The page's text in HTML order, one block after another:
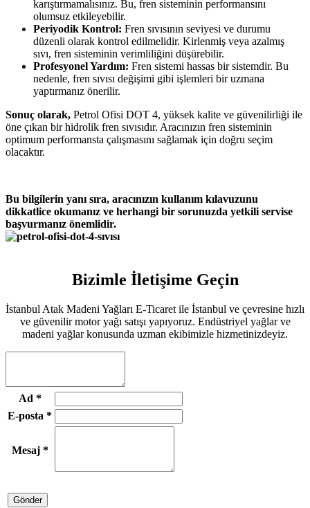
karıştırmamalısınız. Bu, fren sisteminin performansını
olumsuz etkileyebilir.
Periyodik Kontrol: Fren sıvısının seviyesi ve durumu
düzenli olarak kontrol edilmelidir. Kirlenmiş veya azalmış
sıvı, fren sisteminin verimliliğini düşürebilir.
Profesyonel Yardım: Fren sistemi hassas bir sistemdir. Bu
nedenle, fren sıvısı değişimi gibi işlemleri bir uzmana
yaptırmanız önerilir.
Sonuç olarak, Petrol Ofisi DOT 4, yüksek kalite ve güvenilirliği ile
öne çıkan bir hidrolik fren sıvısıdır. Aracınızın fren sisteminin
optimum performansta çalışmasını sağlamak için doğru seçim
olacaktır.
Bu bilgilerin yanı sıra, aracınızın kullanım kılavuzunu
dikkatlice okumanız ve herhangi bir sorunuzda yetkili servise
başvurmanız önemlidir.
Bizimle İletişime Geçin
İstanbul Atak Madeni Yağları E-Ticaret ile İstanbul ve çevresine hızlı
ve güvenilir motor yağı satışı yapıyoruz. Endüstriyel yağlar ve
madeni yağlar konusunda uzman ekibimizle hizmetinizdeyiz.
Ad *
E-posta *
Mesaj*
Gönder